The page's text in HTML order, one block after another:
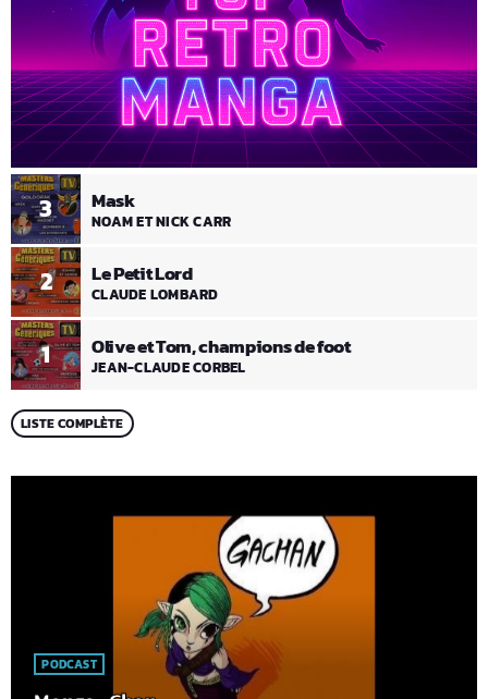
1 Olive et Tom, champions de foot
JEAN-CLAUDE CORBEL
2 Le Petit Lord
CLAUDE LOMBARD
3 Mask
NOAM ET NICK CARR
LISTE COMPLÈTE
PODCAST